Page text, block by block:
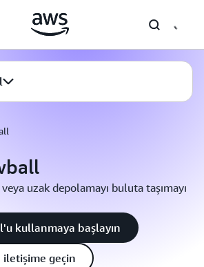
uzak depolamayı buluta taşımayı
kullanmaya başlayın
iletişime geçin